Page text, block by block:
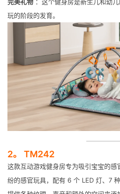
玩的阶段的发育。
2。 TM242
这款互动游戏健身房专为吸引宝宝的
纷的感官玩具，配有 6 个 LED 灯、7